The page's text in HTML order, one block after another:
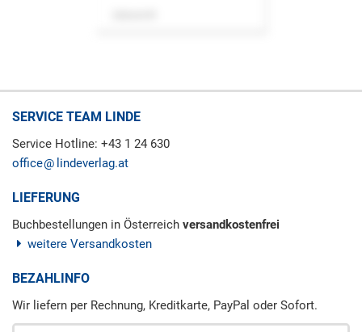
SERVICE TEAM LINDE
Service Hotline: +43 1 24 630
office
lindeverlag.at
LIEFERUNG
Buchbestellungen in Österreich versandkostenfrei
weitere Versandkosten
BEZAHLINFO
Wir liefern per Rechnung, Kreditkarte, PayPal oder Sofort.